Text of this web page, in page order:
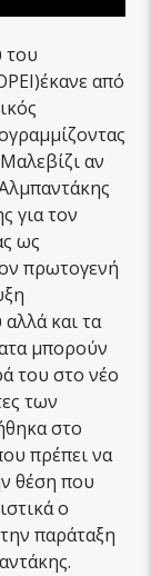
του
από
αν
για τον
ως
πρωτογενή
και τα
μπορούν
του στο νέο
των
στο
πρέπει να
θέση που
ο
παράταξη